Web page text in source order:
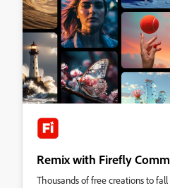
Remix with Firefly
Thousands of free creations to